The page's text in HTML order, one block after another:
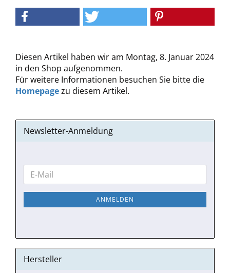
Diesen Artikel haben wir am Montag, 8. Januar 2024
in den Shop aufgenommen.
Für weitere Informationen besuchen Sie bitte die
Homepagezu diesem Artikel.
Newsletter-Anmeldung
WEITER
ZUR
NEWSLETTER-
E-
Mail
ANMELDEN
Hersteller